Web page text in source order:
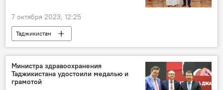
7 октября 2023, 12:25
Таджикистан
Таджикистан: свежие новости спорта
Спорт
Рустам Эмомали
футбол
Новости Душанбе
Министра здравоохранения
Таджикистана удостоили медалью и
грамотой